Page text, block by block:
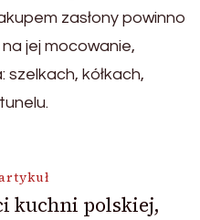
zasłony powinno
jej mocowanie,
szelkach, kółkach,
kuchni polskiej,